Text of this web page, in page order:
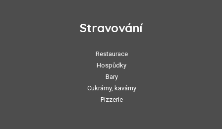
Stravování
Restaurace
Hospůdky
Bary
Cukrárny, kavárny
Pizzerie